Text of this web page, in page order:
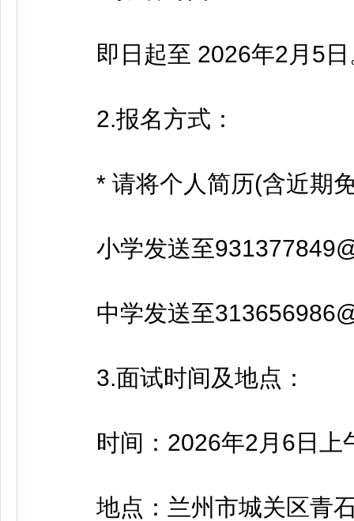
即日起至 2026年2月5日
2.报名方式：
* 请将个人简历(含近期
小学发送至
中学发送至
3.面试时间及地点：
时间：2026年2月6日上
地点：兰州市城关区青石